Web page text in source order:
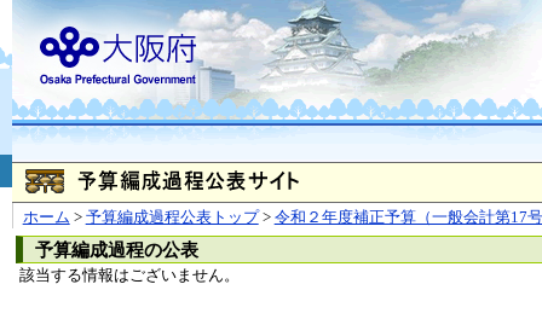
ホーム > 予算編成過程公表トップ> 令和２年度補正予算（一般会計第17
予算編成過程の公表
該当する情報はございません。
お問合せ
大阪府
（法人番号 4000020270008）
本庁 〒540-8570
大阪市
〒559-8555